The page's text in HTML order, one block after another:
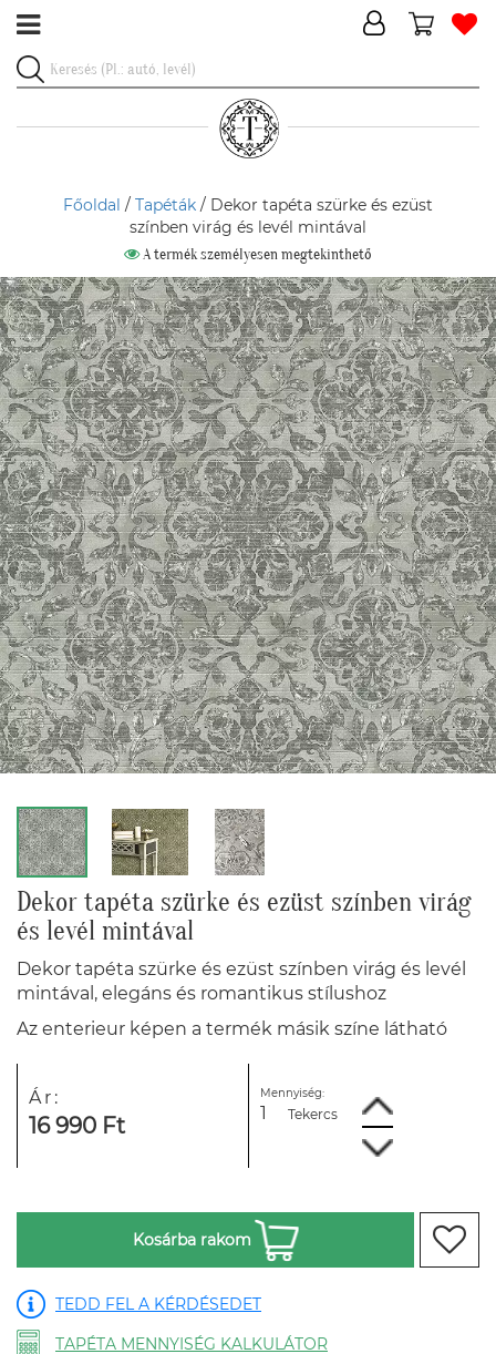
Főoldal / Tapéták / Dekor tapéta szürke és ezüst
színben virág és levél mintával
A termék személyesen megtekinthető
Dekor tapéta szürke és ezüst színben virág
és levél mintával
Dekor tapéta szürke és ezüst színben virág és levél
mintával, elegáns és romantikus stílushoz
Az enterieur képen a termék másik színe látható
Ár:
16 990 Ft
Mennyiség:
Tekercs
Kosárba rakom
TEDD FEL A KÉRDÉSEDET
TAPÉTA MENNYISÉG KALKULÁTOR